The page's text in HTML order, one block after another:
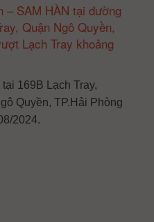
– SAM HÀN tại đường
Quận Ngô Quyền,
Lạch Tray khoảng
169B Lạch Tray,
Quyền, TP.Hải Phòng
2024.